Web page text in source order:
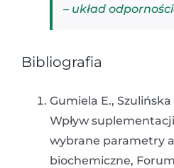
– układ
Bibliografia
Gumiela E.,
Wpływ
wybrane parametry
biochemiczne,